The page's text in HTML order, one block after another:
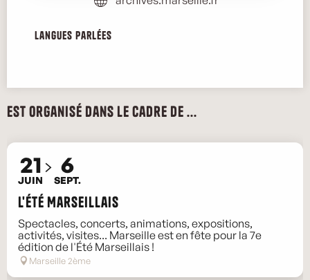
Langues parlées
Langues parlées
Est organisé dans le cadre de ...
21
JUIN
6
SEPT.
L'Été Marseillais
Spectacles, concerts, animations, expositions,
activités, visites... Marseille est en fête pour la 7e
édition de l'Été Marseillais !
Marseille 2ème